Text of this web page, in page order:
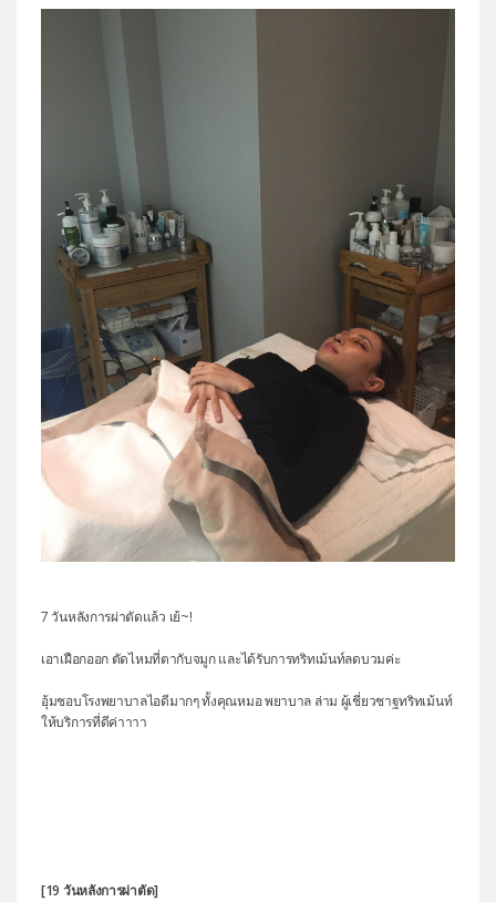
7 วันหลังการผ่าตัดแล้ว เย้~!
เอาเฝือกออก ตัดไหมที่ตากับจมูก และได้รับการทริทเม้นท์ลดบวมค่ะ
อุ้มชอบโรงพยาบาลไอดีมากๆ ทั้งคุณหมอ พยาบาล ล่าม ผู้เชี่ยวชาฐทริทเม้นท์
ให้บริการที่ดีค่าาาา
[19 วันหลังการผ่าตัด]